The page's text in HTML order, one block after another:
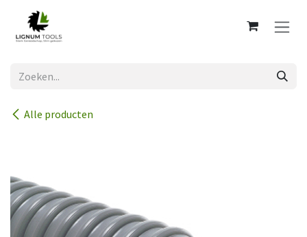
Overslaan naar inhoud
Alle producten